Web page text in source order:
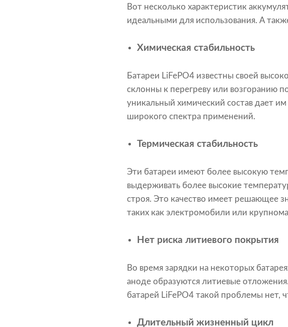
Вот несколько характеристик
идеальными для использования. А
Химическая стабильность
Батареи LiFePO4 известны своей
склонны к перегреву или возгоранию
уникальный химический состав дает
широкого спектра применений.
Термическая стабильность
Эти батареи имеют более высокую
выдерживать более высокие
строя. Это качество имеет решающее
таких как электромобили или
Нет риска литиевого покрытия
Во время зарядки на некоторых
аноде образуются литиевые
батарей LiFePO4 такой проблемы нет,
Длительный жизненный цикл